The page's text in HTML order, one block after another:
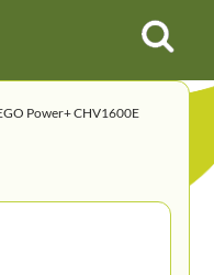
Power+ CHV1600E